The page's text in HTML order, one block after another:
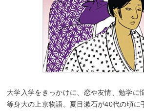
大学入学をきっかけに、恋や友情、勉学に
等身大の上京物語。夏目漱石が40代の頃に